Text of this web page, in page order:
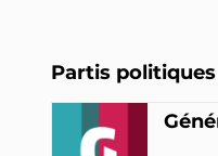
Conseil
Partis politiques